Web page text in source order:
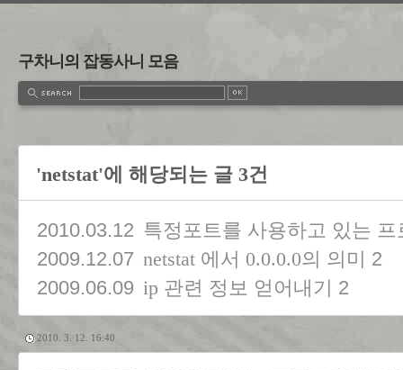
구차니의 잡동사니 모음
'netstat'에 해당되는 글 3건
2010.03.12 특정포트를 사용하고 있는
2009.12.07 netstat 에서 0.0.0.0의 의미
2
2009.06.09 ip 관련 정보 얻어내기 2
2010. 3. 12. 16:40